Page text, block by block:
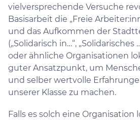
vielversprechende Versuche
Basisarbeit die „Freie
und das Aufkommen der
(„Solidarisch in…“, „Solidarisches
oder ähnliche Organisationen
guter Ansatzpunkt, um
und selber wertvolle
unserer Klasse zu machen.
Falls es solch eine